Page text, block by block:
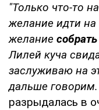
"Только что-то
желание идти на
желание
Лилей куча
заслуживаю на
дальше
разрыдалась в